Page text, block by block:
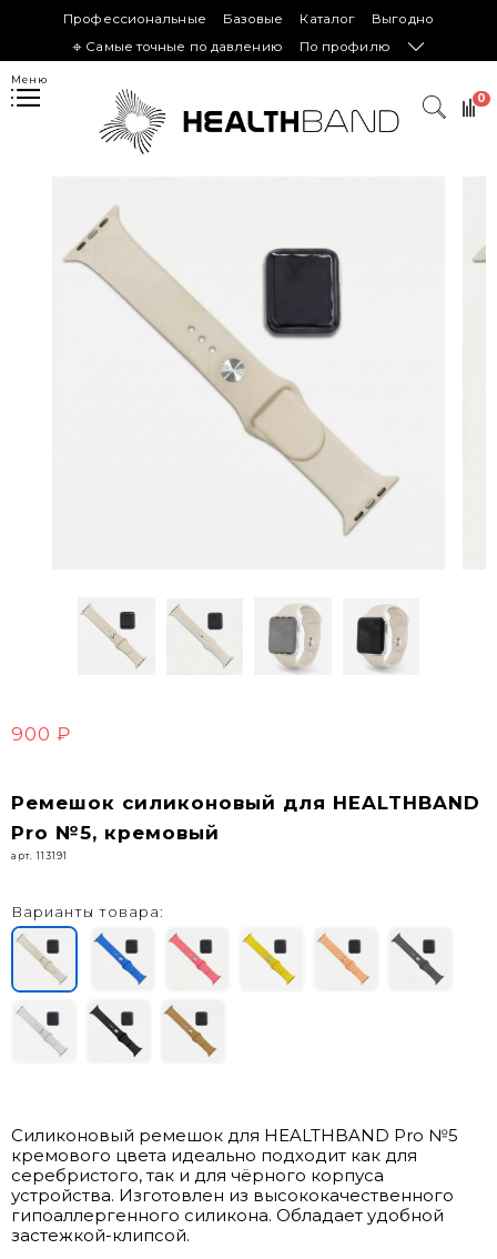
Профессиональные Базовые Каталог
Выгодно
𖦏 Самые точные по давлению
По профилю
Меню
0
900 ₽
Ремешок силиконовый для HEALTHBAND
Pro №5, кремовый
арт. 113191
Варианты товара:
Cиликоновый ремешок для HEALTHBAND Pro №5
кремового цвета идеально подходит как для
серебристого, так и для чёрного корпуса
устройства. Изготовлен из высококачественного
гипоаллергенного силикона. Обладает удобной
застежкой-клипсой.